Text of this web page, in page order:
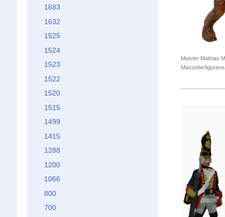
Meister Mathias
1683
1632
1525
1524
1523
1522
1520
1515
1499
1415
1288
1200
1066
800
700